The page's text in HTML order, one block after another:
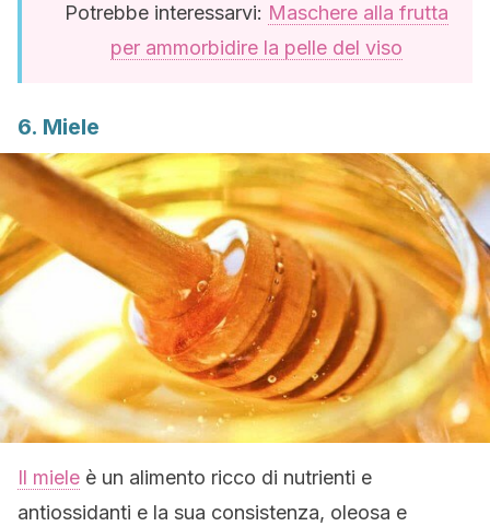
Potrebbe interessarvi: Maschere alla frutta
per ammorbidire la pelle del viso
6. Miele
Il miele è un alimento ricco di nutrienti e
antiossidanti e la sua consistenza, oleosa e